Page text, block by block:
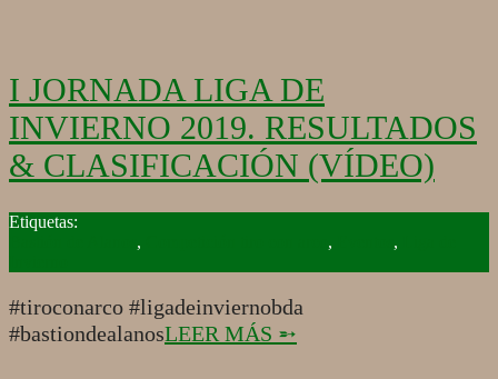
I JORNADA LIGA DE
INVIERNO 2019. RESULTADOS
& CLASIFICACIÓN (VÍDEO)
2019-
, , ,
#tiroconarco #ligadeinviernobda
#bastiondealanosLEER MÁS ➵